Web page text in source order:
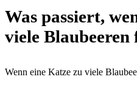
Was passiert,
viele Blaubeeren
Wenn eine Katze zu viele